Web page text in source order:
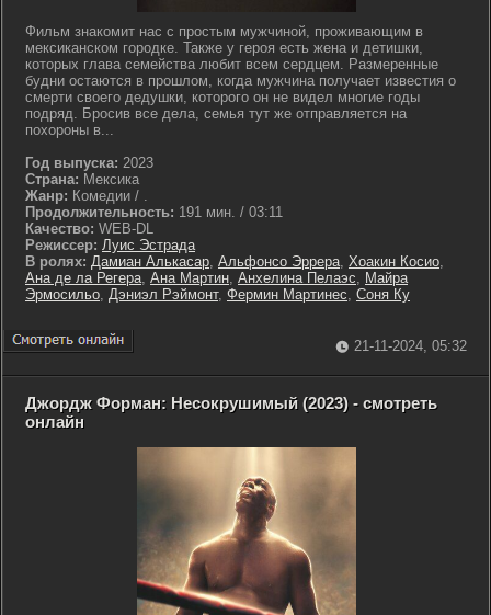
Фильм знакомит нас с простым мужчиной, проживающим в
мексиканском городке. Также у героя есть жена и детишки,
которых глава семейства любит всем сердцем. Размеренные
будни остаются в прошлом, когда мужчина получает известия о
смерти своего дедушки, которого он не видел многие годы
подряд. Бросив все дела, семья тут же отправляется на
похороны в...
Год выпуска: 2023
Страна: Мексика
Жанр: Комедии / .
Продолжительность: 191 мин. / 03:11
Качество: WEB-DL
Режиссер: Луис Эстрада
В ролях: Дамиан Алькасар, Альфонсо Эррера, Хоакин Косио,
Ана де ла Регера, Ана Мартин, Анхелина Пелаэс, Майра
Эрмосильо, Дэниэл Рэймонт, Фермин Мартинес, Соня Ку
21-11-2024, 05:32
Джордж Форман: Несокрушимый (2023) - смотреть
онлайн